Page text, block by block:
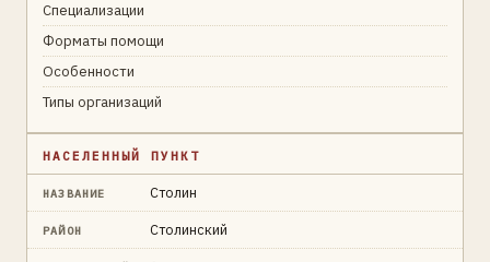
Специализации
Форматы помощи
Особенности
Типы организаций
НАСЕЛЕННЫЙ ПУНКТ
НАЗВАНИЕ Столин
РАЙОН Столинский